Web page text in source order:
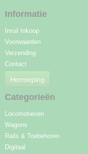
Informatie
Inruil Inkoop
Voorwaarden
Verzending
Contact
Herroeping
Categorieën
Locomotieven
Wagons
Rails & Toebehoren
Digitaal